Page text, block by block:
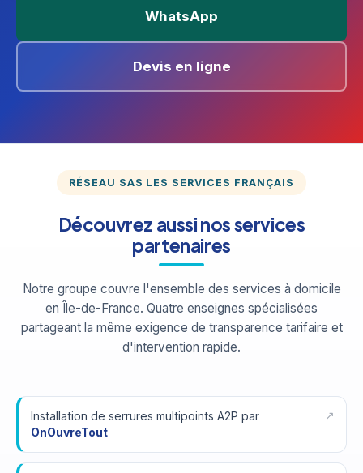
WhatsApp
Devis en ligne
RÉSEAU SAS LES SERVICES FRANÇAIS
Découvrez aussi nos services
partenaires
Notre groupe couvre l'ensemble des services à domicile
en Île-de-France. Quatre enseignes spécialisées
partageant la même exigence de transparence tarifaire et
d'intervention rapide.
Installation de serrures multipoints A2P par
OnOuvreTout